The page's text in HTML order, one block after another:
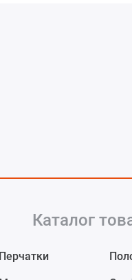
Каталог
Перчатки